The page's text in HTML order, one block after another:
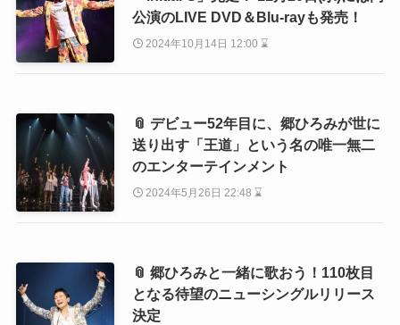
公演のLIVE DVD＆Blu-rayも発売！
2024年10月14日 12:00 ⌛
📎 デビュー52年目に、郷ひろみが世に
送り出す「王道」という名の唯一無二
のエンターテインメント
2024年5月26日 22:48 ⌛
📎 郷ひろみと一緒に歌おう！110枚目
となる待望のニューシングルリリース
決定